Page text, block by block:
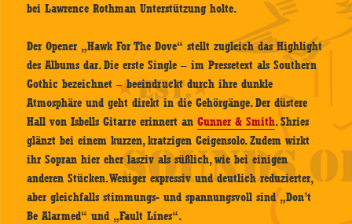
bei Lawrence Rothman Unterstützung holte.
Der Opener „Hawk For The Dove“ stellt zugleich das Highlight
des Albums dar. Die erste Single – im Pressetext als Southern
Gothic bezeichnet – beeindruckt durch ihre dunkle
Atmosphäre und geht direkt in die Gehörgänge. Der düstere
Hall von Isbells Gitarre erinnert anGunner & Smith. Shries
glänzt bei einem kurzen, kratzigen Geigensolo. Zudem wirkt
ihr Sopran hier eher lasziv als süßlich, wie bei einigen
anderen Stücken. Weniger expressiv und deutlich reduzierter,
aber gleichfalls stimmungs- und spannungsvoll sind „Don’t
Be Alarmed“ und „Fault Lines“.